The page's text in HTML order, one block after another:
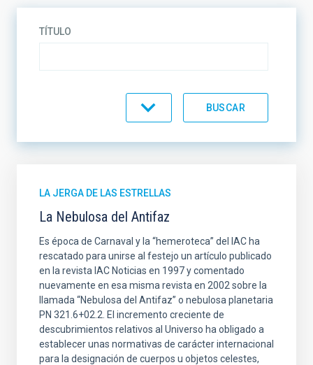
TÍTULO
LA JERGA DE LAS ESTRELLAS
La Nebulosa del Antifaz
Es época de Carnaval y la “hemeroteca” del IAC ha
rescatado para unirse al festejo un artículo publicado
en la revista IAC Noticias en 1997 y comentado
nuevamente en esa misma revista en 2002 sobre la
llamada “Nebulosa del Antifaz” o nebulosa planetaria
PN 321.6+02.2. El incremento creciente de
descubrimientos relativos al Universo ha obligado a
establecer unas normativas de carácter internacional
para la designación de cuerpos u objetos celestes,